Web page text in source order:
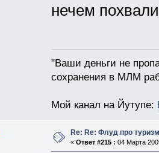
нечем
"Ваши деньги не
сохранения в МЛМ
Мой канал на Йутупе:
Re: Re: Флуд про туризм
« Ответ #215 : 04 Марта